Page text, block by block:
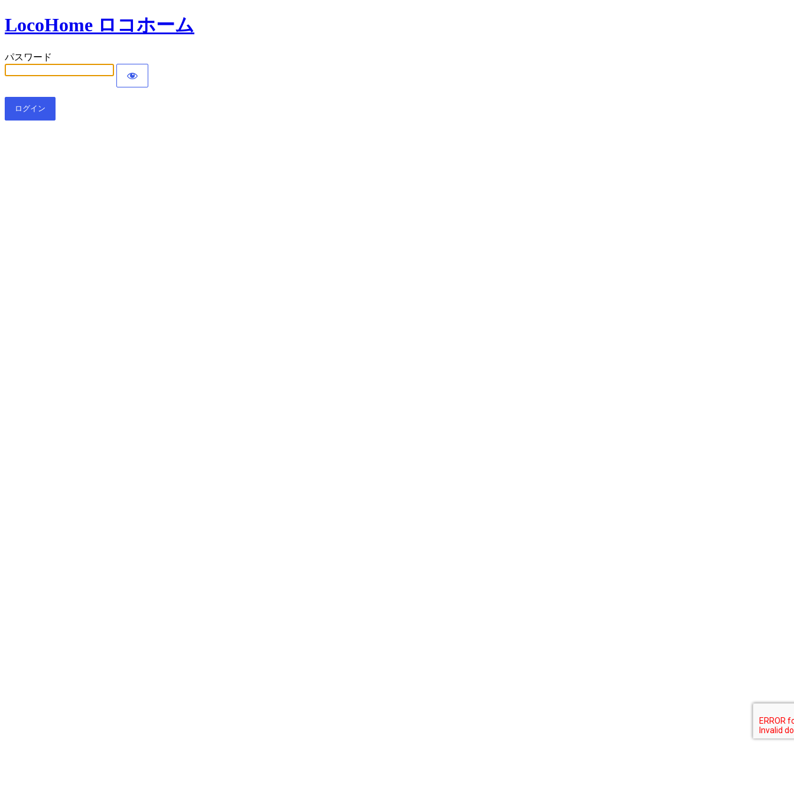
LocoHome ロコホーム
パスワード